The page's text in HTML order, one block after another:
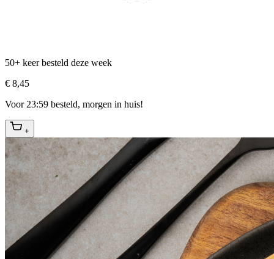
50+ keer besteld deze week
€ 8,45
Voor 23:59 besteld, morgen in huis!
+